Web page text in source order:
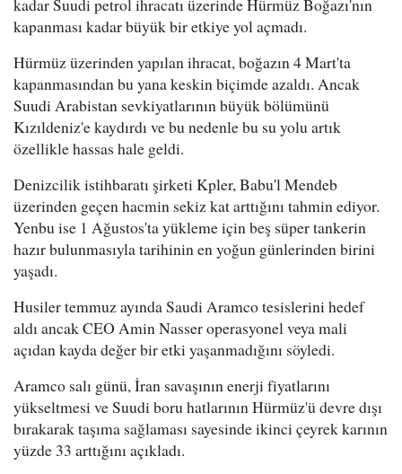
kadar Suudi petrol ihracatı üzerinde Hürmüz Boğazı'nın
kapanması kadar büyük bir etkiye yol açmadı.
Hürmüz üzerinden yapılan ihracat, boğazın 4 Mart'ta
kapanmasından bu yana keskin biçimde azaldı. Ancak
Suudi Arabistan sevkiyatlarının büyük bölümünü
Kızıldeniz'e kaydırdı ve bu nedenle bu su yolu artık
özellikle hassas hale geldi.
Denizcilik istihbaratı şirketi Kpler, Babu'l Mendeb
üzerinden geçen hacmin sekiz kat arttığını tahmin ediyor.
Yenbu ise 1 Ağustos'ta yükleme için beş süper tankerin
hazır bulunmasıyla tarihinin en yoğun günlerinden birini
yaşadı.
Husiler temmuz ayında Saudi Aramco tesislerini hedef
aldı ancak CEO Amin Nasser operasyonel veya mali
açıdan kayda değer bir etki yaşanmadığını söyledi.
Aramco salı günü, İran savaşının enerji fiyatlarını
yükseltmesi ve Suudi boru hatlarının Hürmüz'ü devre dışı
bırakarak taşıma sağlaması sayesinde ikinci çeyrek karının
yüzde 33 arttığını açıkladı.